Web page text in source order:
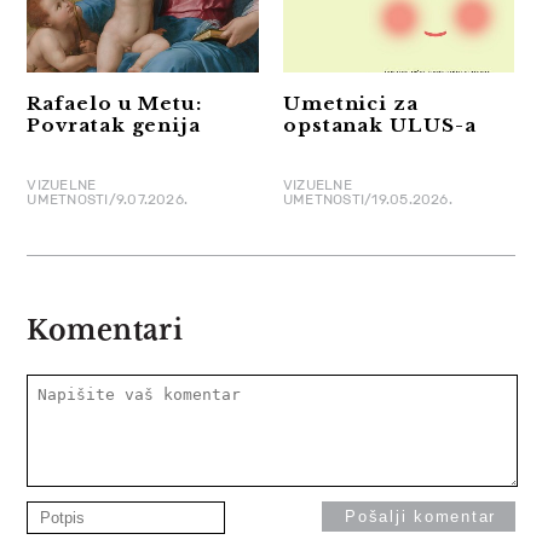
Rafaelo u Metu:
Povratak genija
VIZUELNE
UMETNOSTI/9.07.2026.
Umetnici za
opstanak ULUS-a
VIZUELNE
UMETNOSTI/19.05.2026.
Komentari